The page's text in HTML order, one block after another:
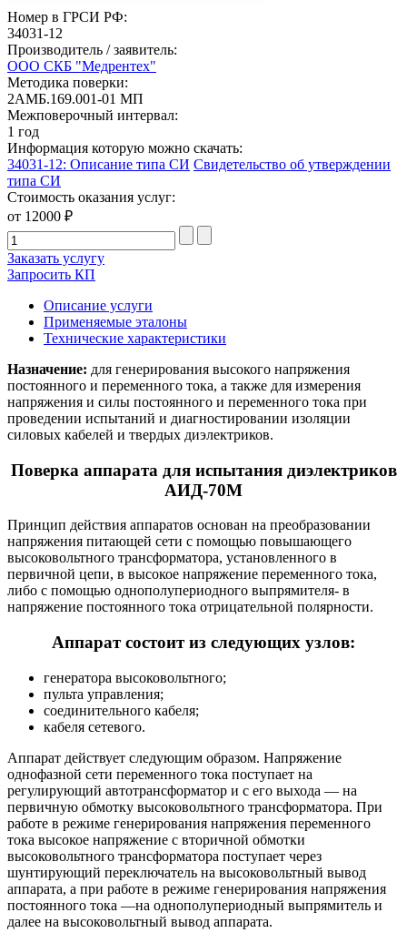
Номер в ГРСИ РФ:
34031-12
Производитель / заявитель:
ООО СКБ "Медрентех"
Методика поверки:
2АМБ.169.001-01 МП
Межповерочный интервал:
1 год
Информация которую можно скачать:
34031-12: Описание типа СИ Свидетельство об утверждении
типа СИ
Стоимость оказания услуг:
от 12000 ₽
Заказать услугу
Запросить КП
Описание услуги
Применяемые эталоны
Технические характеристики
Назначение: для генерирования высокого напряжения
постоянного и переменного тока, а также для измерения
напряжения и силы постоянного и переменного тока при
проведении испытаний и диагностировании изоляции
силовых кабелей и твердых диэлектриков.
Поверка аппарата для испытания диэлектриков
АИД-70М
Принцип действия аппаратов основан на преобразовании
напряжения питающей сети с помощью повышающего
высоковольтного трансформатора, установленного в
первичной цепи, в высокое напряжение переменного тока,
либо с помощью однополупериодного выпрямителя- в
напряжение постоянного тока отрицательной полярности.
Аппарат состоит из следующих узлов:
генератора высоковольтного;
пульта управления;
соединительного кабеля;
кабеля сетевого.
Аппарат действует следующим образом. Напряжение
однофазной сети переменного тока поступает на
регулирующий автотрансформатор и с его выхода — на
первичную обмотку высоковольтного трансформатора. При
работе в режиме генерирования напряжения переменного
тока высокое напряжение с вторичной обмотки
высоковольтного трансформатора поступает через
шунтирующий переключатель на высоковольтный вывод
аппарата, а при работе в режиме генерирования напряжения
постоянного тока —на однополупериодный выпрямитель и
далее на высоковольтный вывод аппарата.